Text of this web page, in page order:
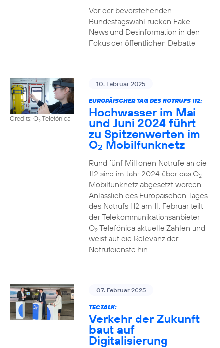
Vor der bevorstehenden
Bundestagswahl rücken Fake
News und Desinformation in den
Fokus der öffentlichen Debatte
Credits: O2Telefónica
10. Februar 2025
EUROPÄISCHER TAG DES NOTRUFS 112:
Hochwasser im Mai
und Juni 2024 führt
zu Spitzenwerten im
O2 Mobilfunknetz
Rund fünf Millionen Notrufe an die
112 sind im Jahr 2024 über das O2
Mobilfunknetz abgesetzt worden.
Anlässlich des Europäischen Tages
des Notrufs 112 am 11. Februar teilt
der Telekommunikationsanbieter
O2Telefónica aktuelle Zahlen und
weist auf die Relevanz der
Notrufdienste hin.
07. Februar 2025
TECTALK:
Verkehr der Zukunft
baut auf
Digitalisierung